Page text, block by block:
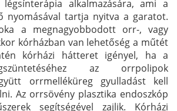
alkalmazására, ami a
nyomásával tartja nyitva a garatot.
a megnagyobbodott orr-, vagy
kórházban van lehetőség a műtét
kórházi hátteret igényel, ha a
az orrpolipok
orrmelléküreg gyulladást kell
Az orrsövény plasztika endoszkóp
segítségével zajlik. Kórházi